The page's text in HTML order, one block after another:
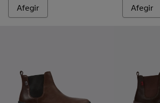
Afegir Afegir